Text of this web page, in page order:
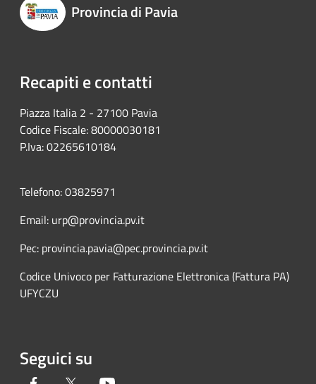
Provincia di Pavia
Recapiti e contatti
Piazza Italia 2 - 27100 Pavia
Codice Fiscale: 80000030181
P.Iva: 02265610184
Telefono: 03825971
Email: urp@provincia.pv.it
Pec: provincia.pavia@pec.provincia.pv.it
Codice Univoco per Fatturazione Elettronica (Fattura PA)
UFYCZU
Seguici su